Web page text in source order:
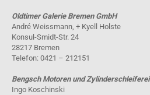
Oldtimer Galerie Bremen GmbH
André Weissmann, + Kyell Holste
Konsul-Smidt-Str. 24
28217 Bremen
Telefon: 0421 – 212151
Bengsch Motoren und Zylinderschleiferei
Ingo Koschinski